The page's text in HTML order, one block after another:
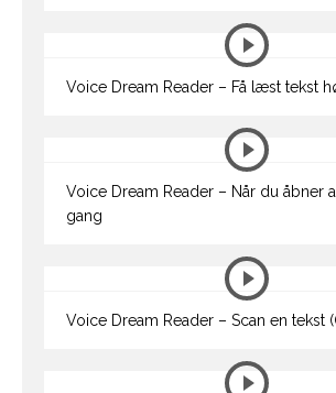
Voice Dream Reader – Få læst tekst
Voice Dream Reader – Når du åbner
gang
Voice Dream Reader – Scan en tekst